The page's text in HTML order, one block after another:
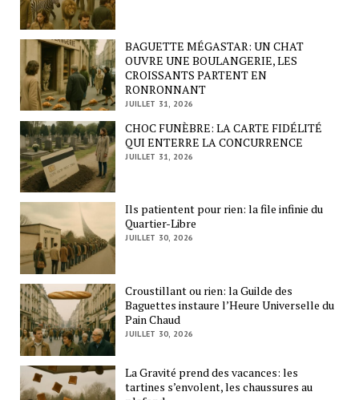
BAGUETTE MÉGASTAR: UN CHAT
OUVRE UNE BOULANGERIE, LES
CROISSANTS PARTENT EN
RONRONNANT
JUILLET 31, 2026
CHOC FUNÈBRE: LA CARTE FIDÉLITÉ
QUI ENTERRE LA CONCURRENCE
JUILLET 31, 2026
Ils patientent pour rien: la file infinie du
Quartier-Libre
JUILLET 30, 2026
Croustillant ou rien: la Guilde des
Baguettes instaure l’Heure Universelle du
Pain Chaud
JUILLET 30, 2026
La Gravité prend des vacances: les
tartines s’envolent, les chaussures au